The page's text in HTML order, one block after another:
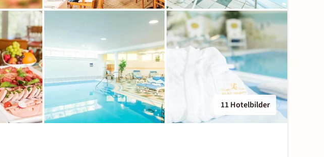
11 Hotelbilder